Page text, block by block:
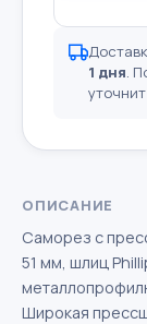
1 дня.
ОПИСАНИЕ
Саморез с
51 мм, шлиц
Широкая